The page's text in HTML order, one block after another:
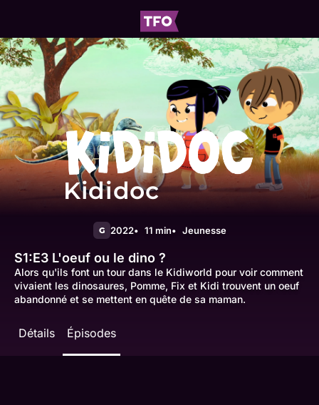
Kididoc
G 2022 11 min Jeunesse
S1:E3 L'oeuf ou le dino ?
Alors qu'ils font un tour dans le Kidiworld pour voir comment
vivaient les dinosaures, Pomme, Fix et Kidi trouvent un oeuf
abandonné et se mettent en quête de sa maman.
Détails Épisodes